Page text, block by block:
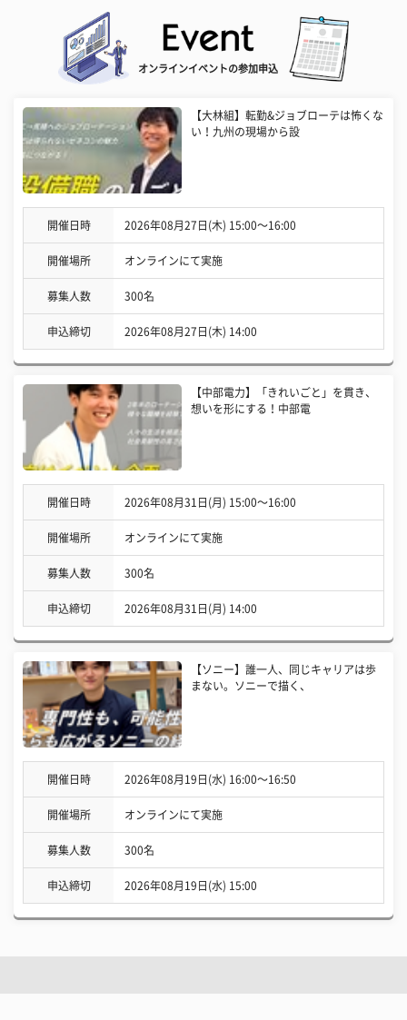
オンラインイベントの参加申込
【大林組】転勤&ジョブローテは怖くな
い！九州の現場から設
開催日時 2026年08月27日(木) 15:00〜16:00
開催場所 オンラインにて実施
募集人数 300名
申込締切 2026年08月27日(木) 14:00
【中部電力】「きれいごと」を貫き、
想いを形にする！中部電
開催日時 2026年08月31日(月) 15:00〜16:00
開催場所 オンラインにて実施
募集人数 300名
申込締切 2026年08月31日(月) 14:00
【ソニー】誰一人、同じキャリアは歩
まない。ソニーで描く、
開催日時 2026年08月19日(水) 16:00〜16:50
開催場所 オンラインにて実施
募集人数 300名
申込締切 2026年08月19日(水) 15:00